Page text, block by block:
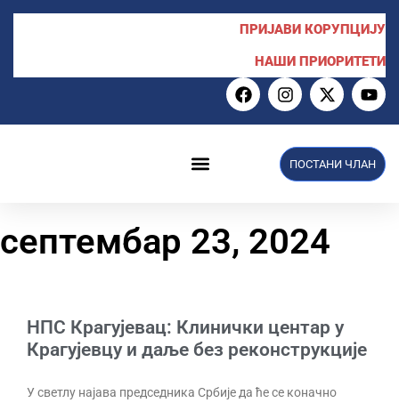
ПРИЈАВИ КОРУПЦИЈУ
НАШИ ПРИОРИТЕТИ
ПОСТАНИ ЧЛАН
септембар 23, 2024
НПС Крагујевац: Клинички центар у
Крагујевцу и даље без реконструкције
У светлу најава председника Србије да ће се коначно